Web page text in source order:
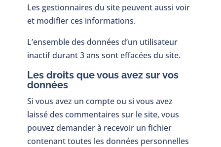
Les gestionnaires du site peuvent aussi voir
et modifier ces informations.
L’ensemble des données d’un utilisateur
inactif durant 3 ans sont effacées du site.
Les droits que vous avez sur vos
données
Si vous avez un compte ou si vous avez
laissé des commentaires sur le site, vous
pouvez demander à recevoir un fichier
contenant toutes les données personnelles